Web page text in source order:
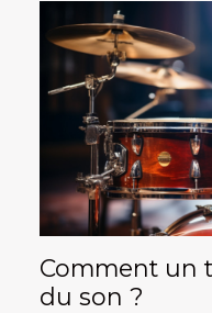
Comment un
du son ?